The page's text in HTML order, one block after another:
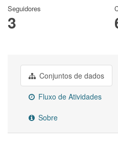
Seguidores
3
Conjuntos de dados
Fluxo de Atividades
Sobre